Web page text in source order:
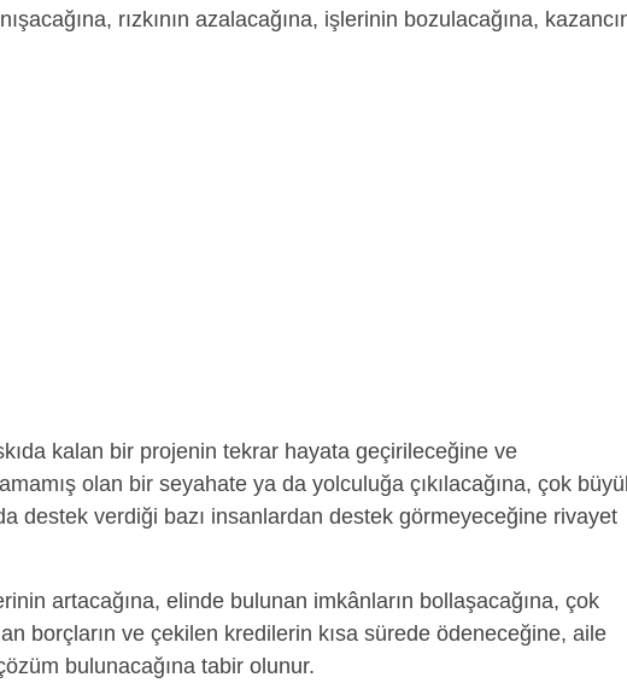
rızkının azalacağına, işlerinin bozulacağına,
kalan bir projenin tekrar hayata geçirileceğine ve
olan bir seyahate ya da yolculuğa çıkılacağına, çok
destek verdiği bazı insanlardan destek görmeyeceğine rivayet
artacağına, elinde bulunan imkânların bollaşacağına, çok
borçların ve çekilen kredilerin kısa sürede ödeneceğine, aile
bulunacağına tabir olunur.